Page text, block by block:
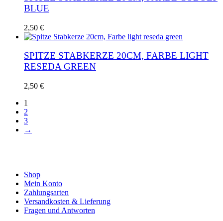
BLUE
2,50 €
SPITZE STABKERZE 20CM, FARBE LIGHT
RESEDA GREEN
2,50 €
1
2
3
→
Shop
Mein Konto
Zahlungsarten
Versandkosten & Lieferung
Fragen und Antworten